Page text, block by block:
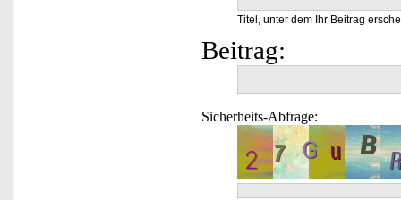
Titel, unter dem Ihr Beitrag
Beitrag:
Sicherheits-Abfrage: